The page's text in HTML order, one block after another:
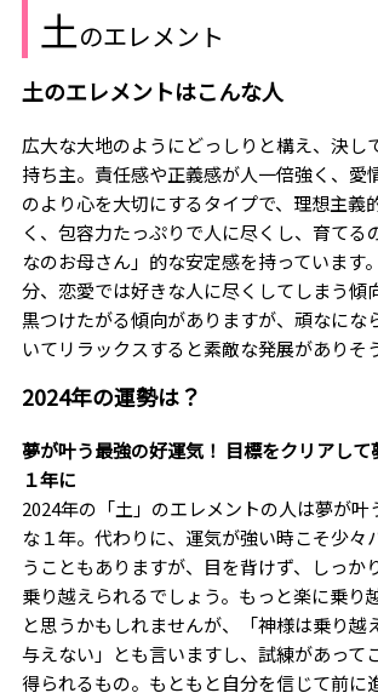
土のエレメント
土のエレメントはこんな人
広大な大地のようにどっしりと構え、決し
持ち主。責任感や正義感が人一倍強く、愛
のより心を大切にするタイプで、理想主義
く、包容力たっぷりで人に尽くし、育てる
なのお母さん」的な安定感を持っています
分、恋愛では好きな人に尽くしてしまう
黒つけたがる傾向がありますが、頑なにな
いてリラックスすると素敵な発展がありそ
2024年の運勢は？
夢が叶う最強の好運気！ 目標をクリアして
１年に
2024年の「土」のエレメントの人は夢が叶
な１年。代わりに、運気が強い時こそ少々
うこともありますが、目を背けず、しっか
乗り越えられるでしょう。もっと楽に乗り
と思うかもしれませんが、「神様は乗り越
与えない」とも言いますし、試練があって
得られるもの。もともと自分を信じて前に